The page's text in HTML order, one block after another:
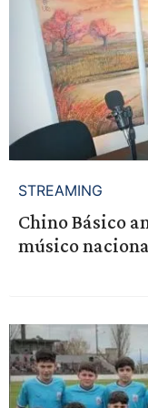
STREAMING
Chino Básico
músico